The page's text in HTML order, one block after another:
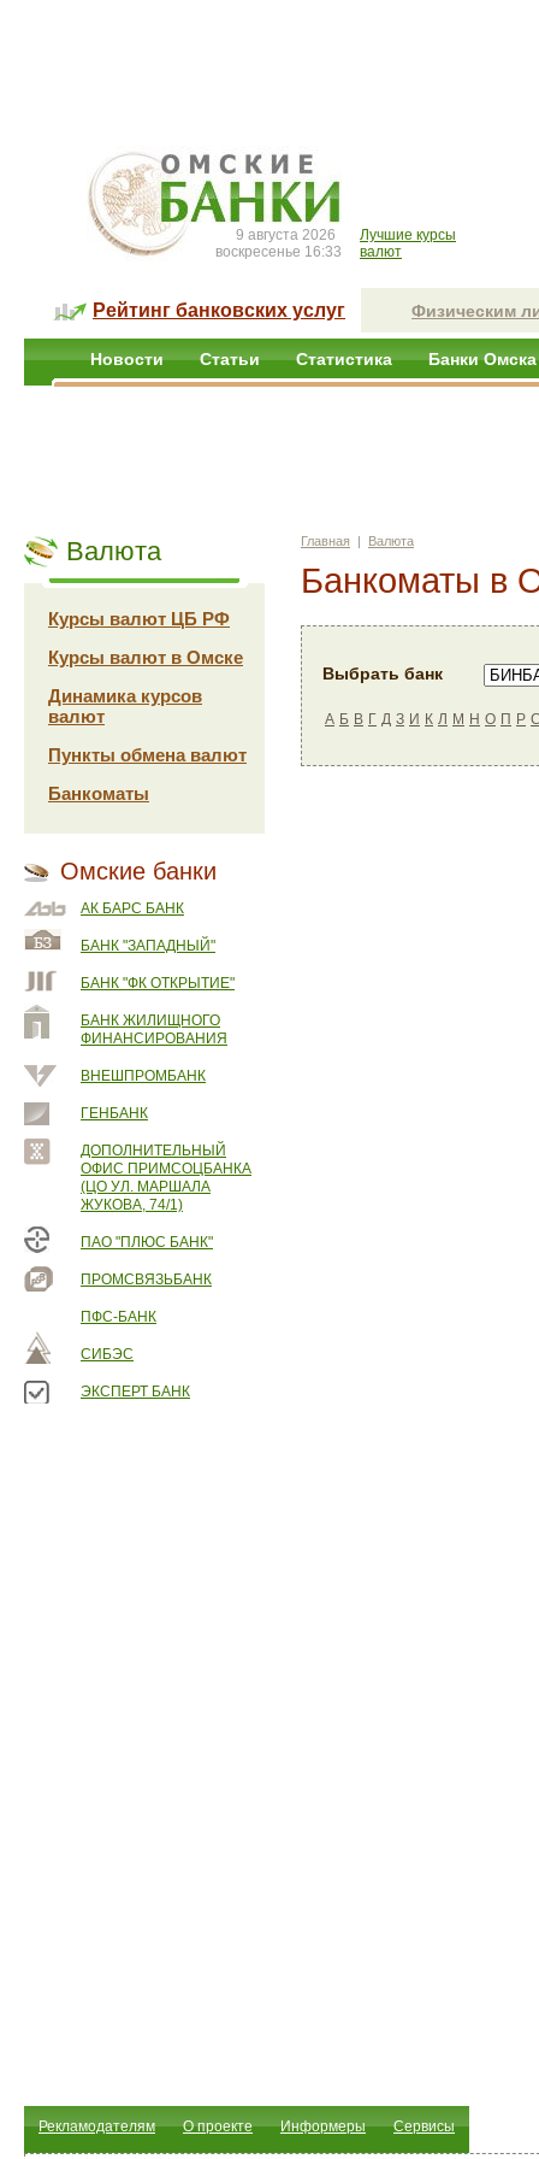
9 августа 2026
воскресенье 16:33
Лучшие курсы
валют
Рейтинг банковских услуг Физическим
Новости Статьи Статистика Банки Омска
Валюта
Курсы валют ЦБ РФ
Курсы валют в Омске
Динамика курсов
валют
Пункты обмена валют
Банкоматы
Омские банки
АК БАРС БАНК
БАНК "ЗАПАДНЫЙ"
БАНК "ФК ОТКРЫТИЕ"
БАНК ЖИЛИЩНОГО
ФИНАНСИРОВАНИЯ
ВНЕШПРОМБАНК
ГЕНБАНК
ДОПОЛНИТЕЛЬНЫЙ
ОФИС ПРИМСОЦБАНКА
(ЦО УЛ. МАРШАЛА
ЖУКОВА, 74/1)
ПАО "ПЛЮС БАНК"
ПРОМСВЯЗЬБАНК
ПФС-БАНК
СИБЭС
ЭКСПЕРТ БАНК
Главная | Валюта
Банкоматы в
Выбрать банк
А Б В Г Д З И К Л М Н О П Р
Рекламодателям О проекте Информеры Сервисы